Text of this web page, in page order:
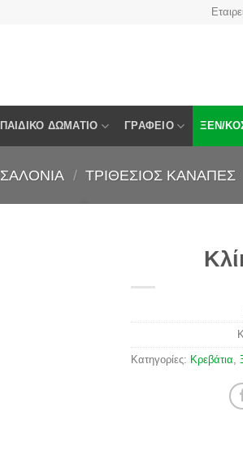
ΠΑΙΔΙΚΌ ΔΩΜΆΤΙΟ ΓΡΑΦΕΊΟ ΞΕΝ/
ΣΑΛΌΝΙΑ / ΤΡΙΘΈΣΙΟΣ ΚΑΝΑΠΈΣ
Κατηγορίες: Κρεβάτια,